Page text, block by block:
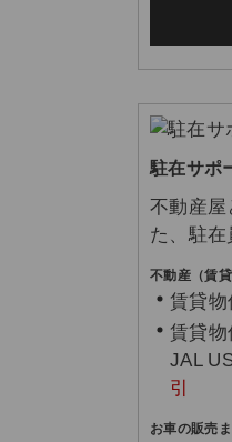
駐在サポ
不動産屋
た、駐在
不動産（賃貸
賃貸物
賃貸
JAL
引
お車の販売